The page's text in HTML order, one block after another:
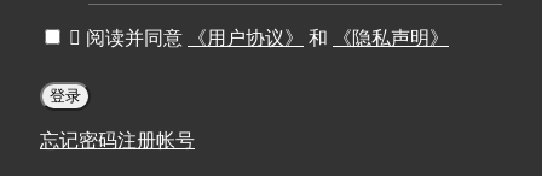
 阅读并同意 《用户协议》 和 《隐私声明》
登录
忘记密码注册帐号